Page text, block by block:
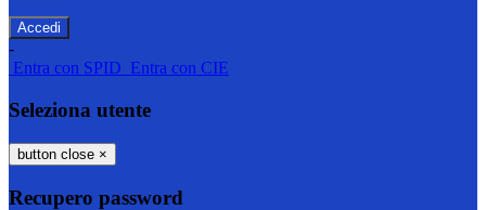
-
Entra con SPID Entra con CIE
Seleziona utente
button close ×
Recupero password